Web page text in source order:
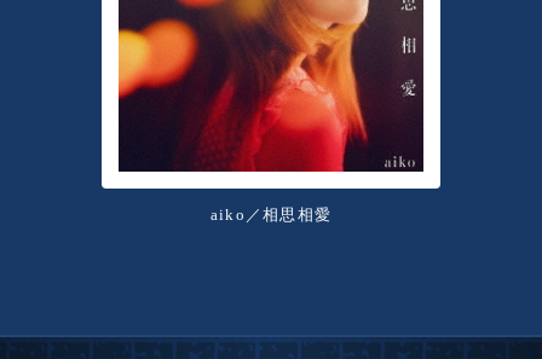
aiko／相思相愛